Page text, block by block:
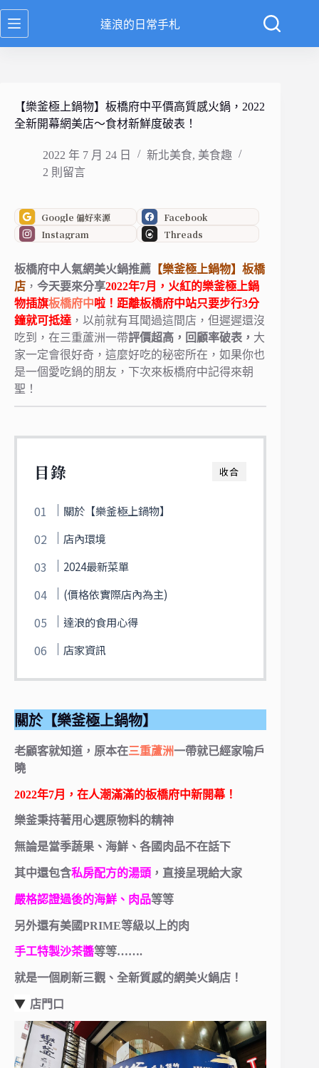
跳
至
達浪的日常手札
【樂釜極上鍋物】板橋府中平價高質感火鍋，2022
全新開幕網美店～食材新鮮度破表！
2022 年 7 月 24 日 新北美食, 美食趣
2 則留言
Google 偏好來源
Facebook
Instagram
Threads
板橋府中人氣網美火鍋推薦 【樂釜極上鍋物】板橋
店 ， 今天要來分享2022年7月，火紅的樂釜極上鍋
物插旗板橋府中啦！ 距離板橋府中站只要步行3分
鐘就可抵達 ，以前就有耳聞過這間店，但遲遲還沒
吃到，在三重蘆洲一帶評價超高，回顧率破表， 大
家一定會很好奇，這麼好吃的秘密所在，如果你也
是一個愛吃鍋的朋友，下次來板橋府中記得來朝
聖 ！
收合
目錄
關於【樂釜極上鍋物】
店內環境
2024最新菜單
(價格依實際店內為主)
達浪的食用心得
店家資訊
關於【樂釜極上鍋物】
老顧客就知道，原本在三重蘆洲一帶就已經家喻戶
曉
2022年7月，在人潮滿滿的板橋府中新開幕！
樂釜秉持著用心選原物料的精神
無論是當季蔬果、海鮮、各國肉品不在話下
其中還包含私房配方的湯頭 ，直接呈現給大家
嚴格認證過後的海鮮、肉品等等
另外還有美國PRIME等級以上的肉
手工特製沙茶醬等等…….
就是一個刷新三觀、全新質感的網美火鍋店！
▼ 店門口